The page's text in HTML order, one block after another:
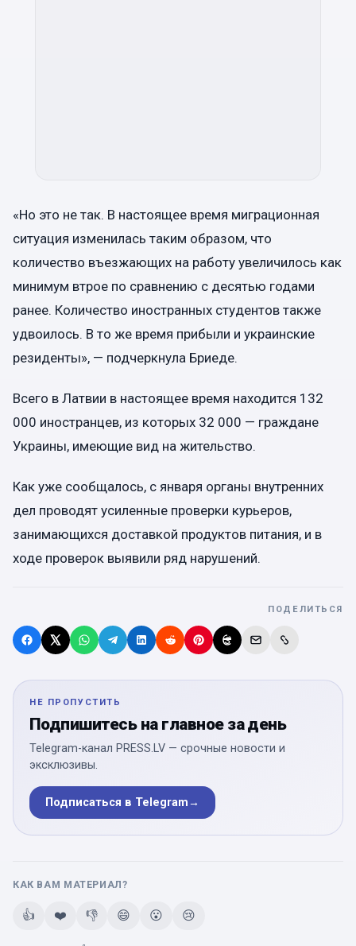
«Но это не так. В настоящее время миграционная
ситуация изменилась таким образом, что
количество въезжающих на работу увеличилось как
минимум втрое по сравнению с десятью годами
ранее. Количество иностранных студентов также
удвоилось. В то же время прибыли и украинские
резиденты», — подчеркнула Бриеде.
Всего в Латвии в настоящее время находится 132
000 иностранцев, из которых 32 000 — граждане
Украины, имеющие вид на жительство.
Как уже сообщалось, с января органы внутренних
дел проводят усиленные проверки курьеров,
занимающихся доставкой продуктов питания, и в
ходе проверок выявили ряд нарушений.
ПОДЕЛИТЬСЯ
НЕ ПРОПУСТИТЬ
Подпишитесь на главное за день
Telegram-канал PRESS.LV — срочные новости и
эксклюзивы.
Подписаться в Telegram→
КАК ВАМ МАТЕРИАЛ?
👍 ❤️ 👎 😄 😮 😢